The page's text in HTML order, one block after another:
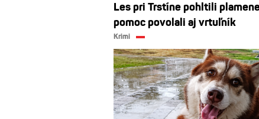
Les pri Trstíne pohltili
pomoc povolali aj vrtuľník
Krimi